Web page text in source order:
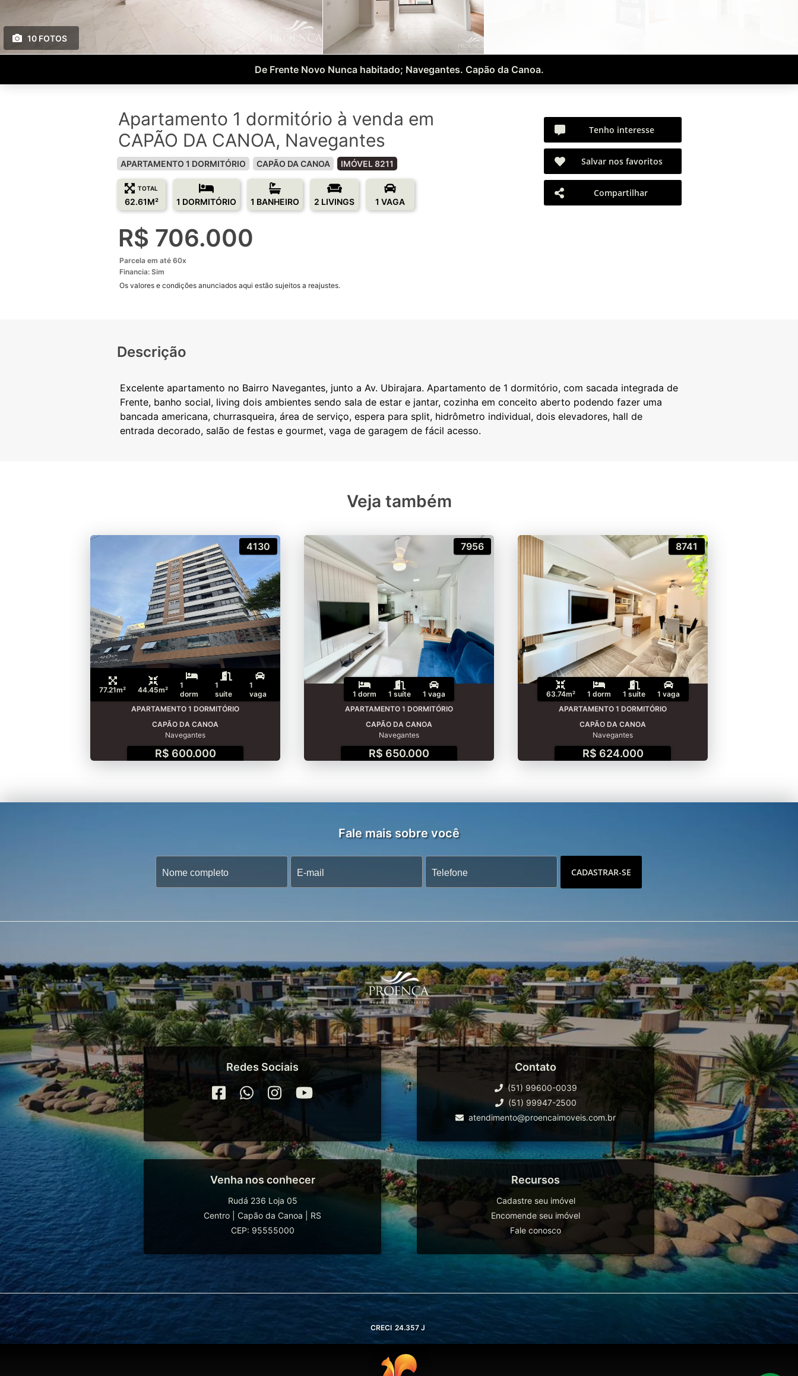
10 FOTOS
De Frente Novo Nunca habitado; Navegantes. Capão da Canoa.
Apartamento 1 dormitório à venda em
CAPÃO DA CANOA, Navegantes
APARTAMENTO 1 DORMITÓRIO CAPÃO DA CANOA IMÓVEL 8211
TOTAL
62.61M² 1 DORMITÓRIO 1 BANHEIRO 2 LIVINGS 1 VAGA
R$ 706.000
Parcela em até 60x
Financia: Sim
Os valores e condições anunciados aqui estão sujeitos a reajustes.
Tenho interesse
Salvar nos favoritos
Compartilhar
Descrição
Excelente apartamento no Bairro Navegantes, junto a Av. Ubirajara. Apartamento de 1 dormitório, com sacada integrada de
Frente, banho social, living dois ambientes sendo sala de estar e jantar, cozinha em conceito aberto podendo fazer uma
bancada americana, churrasqueira, área de serviço, espera para split, hidrômetro individual, dois elevadores, hall de
Veja também
4130
77.21m² 44.45m²
1
dorm
1
suíte
1
vaga
APARTAMENTO 1 DORMITÓRIO
CAPÃO DA CANOA
Navegantes
R$ 600.000
7956
1 dorm 1 suíte
1 vaga
APARTAMENTO 1 DORMITÓRIO
CAPÃO DA CANOA
Navegantes
R$ 650.000
8741
63.74m² 1 dorm 1 suíte
1 vaga
APARTAMENTO 1 DORMITÓRIO
CAPÃO DA CANOA
Navegantes
R$ 624.000
Fale mais sobre você
CADASTRAR-SE
Redes Sociais Contato
(51) 99600-0039
(51) 99947-2500
atendimento@proencaimoveis.com.br
Venha nos conhecer
Rudá 236 Loja 05
Centro
Capão da Canoa
RS
CEP: 95555000
Recursos
Cadastre seu imóvel
Encomende seu imóvel
Fale conosco
CRECI 24.357 J